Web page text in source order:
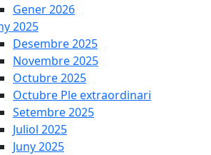
Gener 2026
2025
Desembre 2025
Novembre 2025
Octubre 2025
Octubre Ple extraordinari
Setembre 2025
Juliol 2025
Juny 2025